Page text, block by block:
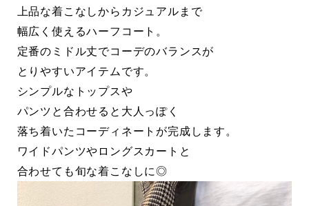
上品な着こなしからカジュアルまで
幅広く使えるハーフコート。
定番のミドル丈でコーデのバランスが
とりやすいアイテムです。
シンプルなトップスや
パンツと合わせると大人っぽく
落ち着いたコーディネートが完成します。
ワイドパンツやロングスカートと
合わせても旬な着こなしに◎